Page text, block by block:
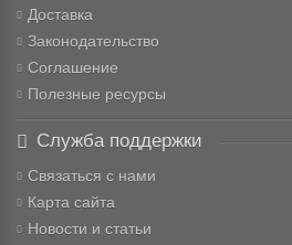
Доставка
Законодательство
Соглашение
Полезные ресурсы
Служба поддержки
Связаться с нами
Карта сайта
Новости и статьи